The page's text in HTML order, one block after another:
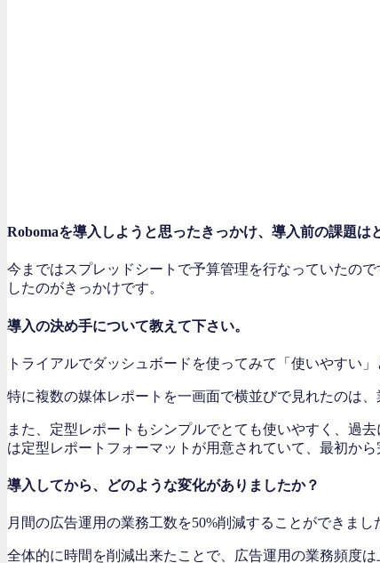
Robomaを導入しようと思ったきっかけ、導入前の課題は
今まではスプレッドシートで予算管理を行なっていたの
したのがきっかけです。
導入の決め手について教えて下さい。
トライアルでダッシュボードを使ってみて「使いやすい」
特に複数の媒体レポートを一画面で横並びで見れたのは
また、定型レポートもシンプルでとても使いやすく、過
は定型レポートフォーマットが用意されていて、最初か
導入してから、どのような変化がありましたか？
月間の広告運用の業務工数を50%削減することができまし
全体的に時間を削減出来たことで、広告運用の業務頻度